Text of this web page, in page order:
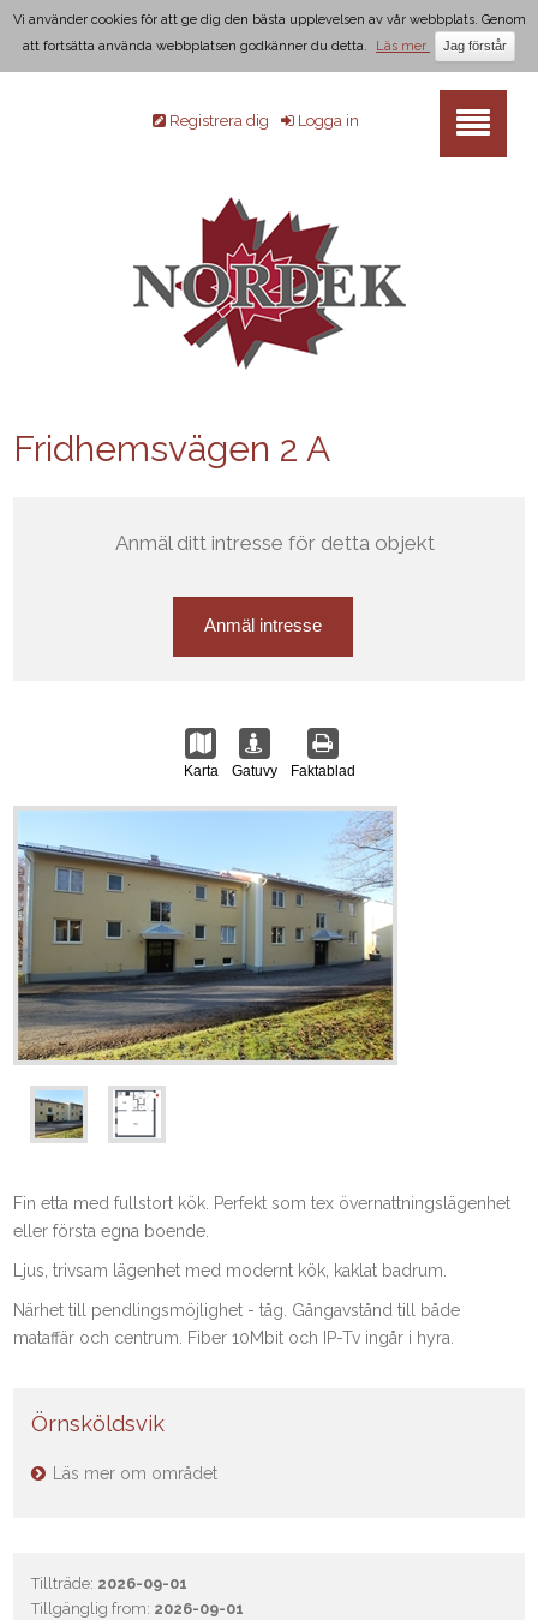
Vi använder cookies för att ge dig den bästa upplevelsen av vår webbplats. Genom
att fortsätta använda webbplatsen godkänner du detta.
Läs mer
Logga in
Registrera dig
Fridhemsvägen 2 A
Anmäl ditt intresse för detta objekt
Fin etta med fullstort kök. Perfekt som tex övernattningslägenhet
eller första egna boende.
Ljus, trivsam lägenhet med modernt kök, kaklat badrum.
Närhet till pendlingsmöjlighet - tåg. Gångavstånd till både
mataffär och centrum. Fiber 10Mbit och IP-Tv ingår i hyra.
Örnsköldsvik
Läs mer om området
Tillträde: 2026-09-01
Tillgänglig from: 2026-09-01